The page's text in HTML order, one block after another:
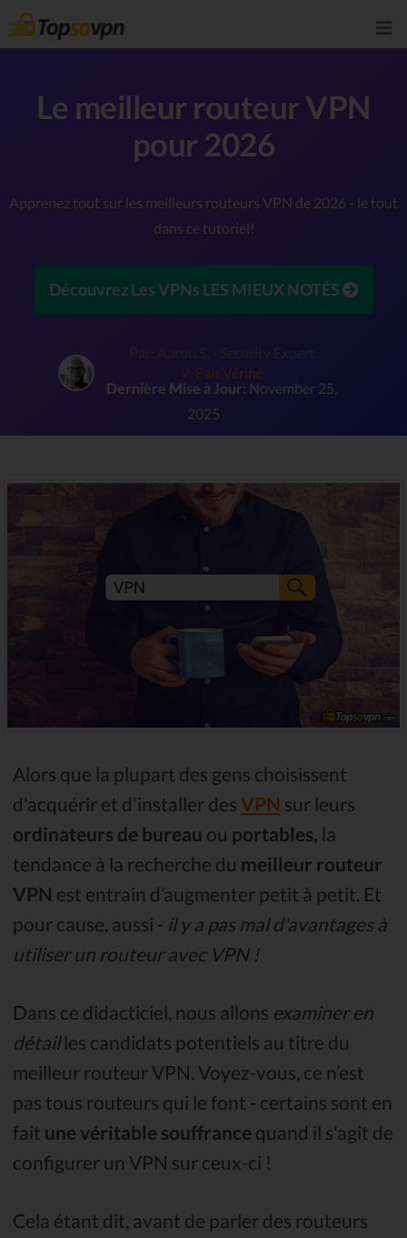
Le meilleur routeur VPN
pour 2026
Apprenez tout sur les meilleurs routeurs VPN de 2026 - le tout
dans ce tutoriel!
Découvrez Les VPNs LES MIEUX NOTÉS
✓ Fait Vérifié
Dernière Mise à Jour: November 25,
2025
Alors que la plupart des gens choisissent
d'acquérir et d'installer des VPN sur leurs
ordinateurs de bureau ou portables, la
tendance à la recherche du meilleur routeur
VPN est entrain d’augmenter petit à petit. Et
pour cause, aussi - il y a pas mal d'avantages à
utiliser un routeur avec VPN !
Dans ce didacticiel, nous allons examiner en
détailles candidats potentiels au titre du
meilleur routeur VPN. Voyez-vous, ce n’est
pas tous routeurs qui le font - certains sont en
fait une véritable souffrance quand il s'agit de
configurer un VPN sur ceux-ci !
Cela étant dit, avant de parler des routeurs